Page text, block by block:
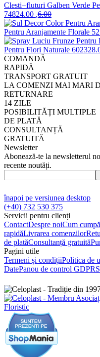
Clesti+fluturi Galben Verde
74824.00 ,6.00
Pentru Aranjamente Florale
Pentru Flori Naturale 602328
COMANDĂ
RAPIDĂ
TRANSPORT GRATUIT
LA COMENZI MAI MARI
RETURNARE
14 ZILE
POSIBILITĂȚI MULTIPLE
DE PLATĂ
CONSULTANȚĂ
GRATUITĂ
Newsletter
Abonează-te la newsletterul
recente noutăți.
înapoi pe versiunea desktop
(+40) 732 530 375
Servicii pentru clienți
ContactDespre noiCum
rapidăLivrarea comenzilor
de platăConsultanță gratuită
Pagini utile
Termeni și condițiiPolitica de
DatePanou de control GDPR